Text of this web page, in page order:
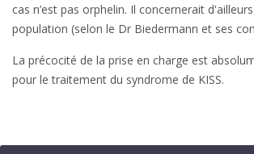
cas n’est pas orphelin. Il concernerait
population (selon le Dr Biedermann et ses
La précocité de la prise en charge est
pour le traitement du syndrome de KISS.